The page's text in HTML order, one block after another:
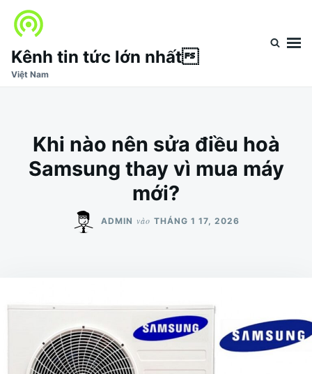
Nhảy
đến
nội
dung
Tìm
kiếm
cho:
Kênh tin tức lớn nhất
Việt Nam
Khi nào nên sửa điều hoà
Samsung thay vì mua máy
mới?
ADMIN vào THÁNG 1 17, 2026